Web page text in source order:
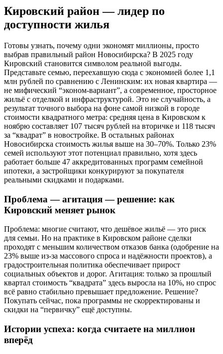
Кировский район — лидер по
доступности жилья
Готовы узнать, почему одни экономят миллионы, просто
выбрав правильный район Новосибирска? В 2025 году
Кировский становится символом реальной выгоды.
Представьте семью, переехавшую сюда с экономией более 1,1
млн рублей по сравнению с Ленинским: их новая квартира —
не мифический “эконом-вариант”, а современное, просторное
жильё с отделкой и инфраструктурой. Это не случайность, а
результат точного выбора на фоне самой низкой в городе
стоимости квадратного метра: средняя цена в Кировском к
ноябрю составляет 107 тысяч рублей на вторичке и 118 тысяч
за “квадрат” в новостройке. В остальных районах
Новосибирска стоимость жилья выше на 30–70%. Только 23%
семей используют этот потенциал правильно, хотя здесь
работает больше 47 аккредитованных программ семейной
ипотеки, а застройщики конкурируют за покупателя
реальными скидками и подарками.
Проблема — агитация — решение: как
Кировский меняет рынок
Проблема: многие считают, что дешёвое жильё — это риск
для семьи. Но на практике в Кировском районе сделки
проходят с меньшим количеством отказов банка (одобрение на
23% выше из-за массового спроса и надёжности проектов), а
градостроительная политика обеспечивает прирост
социальных объектов и дорог. Агитация: только за прошлый
квартал стоимость “квадрата” здесь выросла на 10%, но спрос
всё равно стабильно превышает предложение. Решение?
Покупать сейчас, пока программы не скорректированы и
скидки на “первичку” ещё доступны.
Истории успеха: когда считаете на миллион
вперёд